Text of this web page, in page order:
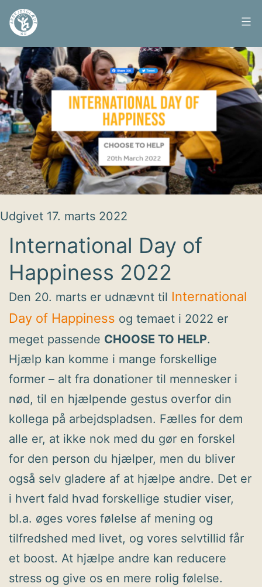
Fortsæt
indhold
Arbejdsglæde
nu
Udgivet 17. marts 2022
International Day of
Happiness 2022
Den 20. marts er udnævnt til International
Day of Happiness og temaet i 2022 er
meget passende CHOOSE TO HELP.
Hjælp kan komme i mange forskellige
former – alt fra donationer til mennesker i
nød, til en hjælpende gestus overfor din
kollega på arbejdspladsen. Fælles for dem
alle er, at ikke nok med du gør en forskel
for den person du hjælper, men du bliver
også selv gladere af at hjælpe andre. Det er
i hvert fald hvad forskellige studier viser,
bl.a. øges vores følelse af mening og
tilfredshed med livet, og vores selvtillid får
et boost. At hjælpe andre kan reducere
stress og give os en mere rolig følelse.